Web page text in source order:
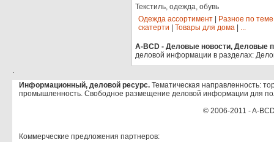
Текстиль, одежда, обувь
Одежда ассортимент
Разное по теме
скатерти
Товары для дома ...
A-BCD - Деловые новости, Деловые
деловой информации в разделах:
.
Информационный, деловой ресурс. Тематическая направленность:
промышленность. Свободное размещение деловой информации для
© 2006-2011 - A-
Коммерческие предложения партнеров: